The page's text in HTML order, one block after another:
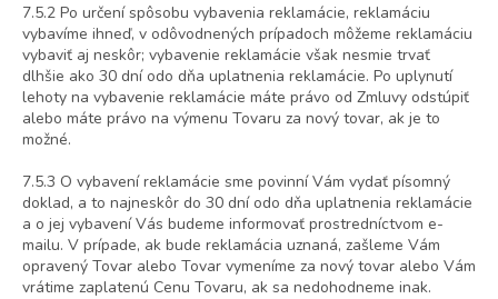
7.5.2 Po určení spôsobu vybavenia reklamácie, reklamáciu
vybavíme ihneď, v odôvodnených prípadoch môžeme reklamáciu
vybaviť aj neskôr; vybavenie reklamácie však nesmie trvať
dlhšie ako 30 dní odo dňa uplatnenia reklamácie. Po uplynutí
lehoty na vybavenie reklamácie máte právo od Zmluvy odstúpiť
alebo máte právo na výmenu Tovaru za nový tovar, ak je to
možné.
7.5.3 O vybavení reklamácie sme povinní Vám vydať písomný
doklad, a to najneskôr do 30 dní odo dňa uplatnenia reklamácie
a o jej vybavení Vás budeme informovať prostredníctvom e-
mailu. V prípade, ak bude reklamácia uznaná, zašleme Vám
opravený Tovar alebo Tovar vymeníme za nový tovar alebo Vám
vrátime zaplatenú Cenu Tovaru, ak sa nedohodneme inak.